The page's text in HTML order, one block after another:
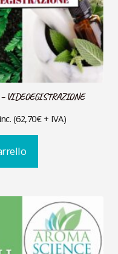
– VIDEOEGISTRAZIONE
(62,70€+ IVA)